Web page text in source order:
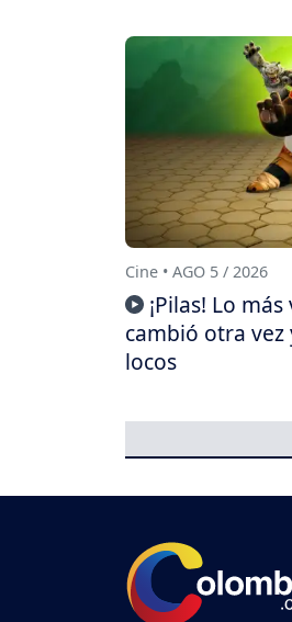
Cine • AGO 5 / 2026
¡Pilas! Lo
cambió otra vez
locos